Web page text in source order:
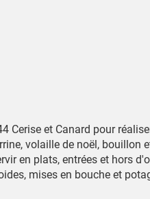
Cerise et Canard pour
volaille de noël, bouillon
en plats, entrées et hors
mises en bouche et